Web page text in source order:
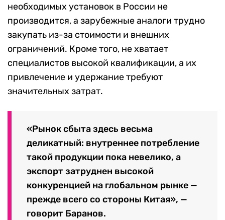
необходимых установок в России не
производится, а зарубежные аналоги трудно
закупать из-за стоимости и внешних
ограничений. Кроме того, не хватает
специалистов высокой квалификации, а их
привлечение и удержание требуют
значительных затрат.
«Рынок сбыта здесь весьма
деликатный: внутреннее потребление
такой продукции пока невелико, а
экспорт затруднен высокой
конкуренцией на глобальном рынке —
прежде всего со стороны Китая», —
говорит Баранов.